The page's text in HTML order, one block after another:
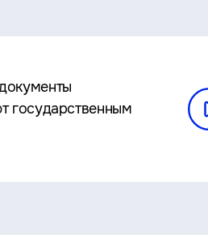
государственным